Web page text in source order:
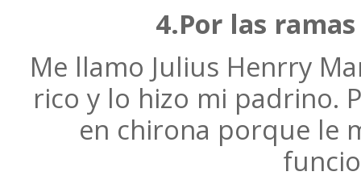
4.Por las
Me llamo Julius Henrry
rico y lo hizo mi padrino.
en chirona porque le